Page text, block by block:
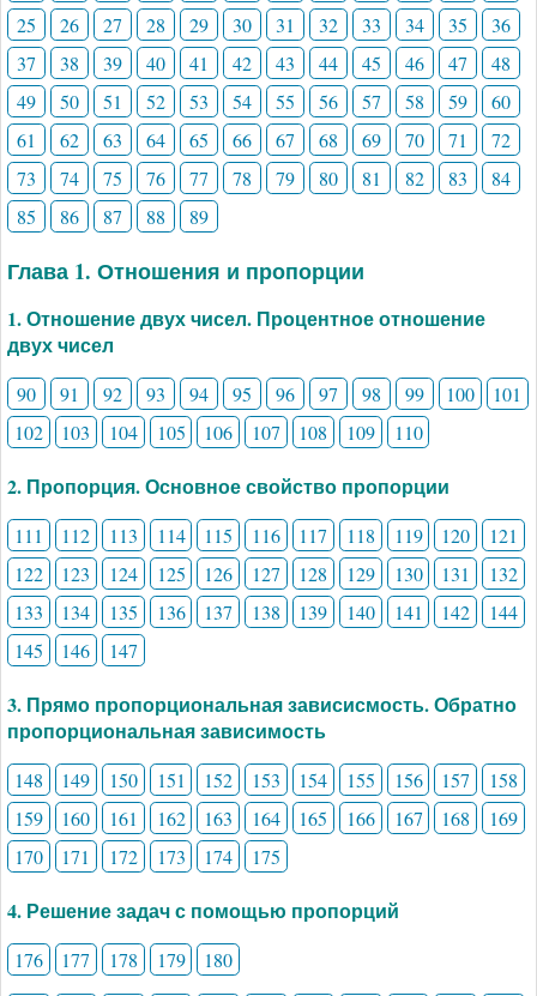
25
26 27 28 29 30 31 32 33 34 35
36
37
38 39 40 41 42 43 44 45 46 47
48
49
50 51 52 53 54 55 56 57 58 59
60
61
62 63 64 65 66 67 68 69 70 71
72
73
74 75 76 77 78 79 80 81 82 83
84
85
86 87 88 89
Глава 1. Отношения и пропорции
1. Отношение двух чисел. Процентное отношение
двух чисел
90 91 92 93 94 95 96 97 98 99 100
101
102
103 104 105 106 107 108 109 110
2. Пропорция. Основное свойство пропорции
111 112 113 114 115 116 117 118 119 120
121
122
123 124 125 126 127 128 129 130 131
132
133
134 135 136 137 138 139 140 141 142
144
145
146 147
3. Прямо пропорциональная зависисмость. Обратно
пропорциональная зависимость
148 149 150 151 152 153 154 155 156 157
158
159
160 161 162 163 164 165 166 167 168
169
170
171 172 173 174 175
4. Решение задач с помощью пропорций
176 177 178 179 180